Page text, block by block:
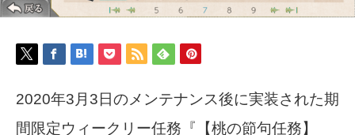
2020年3月3日のメンテナンス後に実装された期
間限定ウィークリー任務『【桃の節句任務】